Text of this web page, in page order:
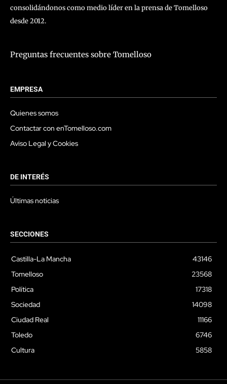
consolidándonos como medio líder en la prensa de Tomelloso
desde 2012.
Preguntas frecuentes sobre Tomelloso
EMPRESA
Quienes somos
Contactar con enTomelloso.com
Aviso Legal y Cookies
DE INTERÉS
Últimas noticias
SECCIONES
Castilla-La Mancha
43146
Tomelloso
23568
Política
17318
Sociedad
14098
Ciudad Real
11166
Toledo
6746
Cultura
5858